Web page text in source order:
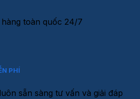
toàn quốc 24/7
PHÍ
sẵn sàng tư vấn và giải đáp